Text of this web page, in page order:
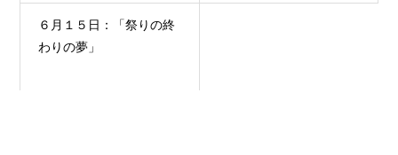
６月１５日：「祭りの終
わりの夢」